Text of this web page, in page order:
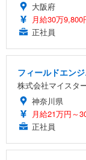
大阪府
月給30万9,800
正社員
フィールドエン
株式会社マイスタ
神奈川県
月給21万円～
正社員